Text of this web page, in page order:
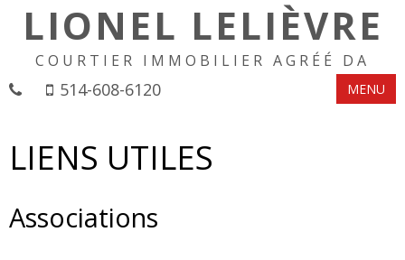
LIONEL LELIÈVRE
COURTIER IMMOBILIER AGRÉÉ DA
514-608-6120 MENU
LIENS UTILES
Associations